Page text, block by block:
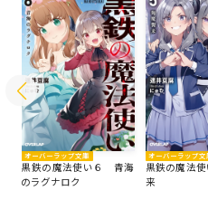
オーバーラップ文庫
黒鉄の魔法使い６ 青海
のラグナロク
オーバーラップ文
黒鉄の魔法
来